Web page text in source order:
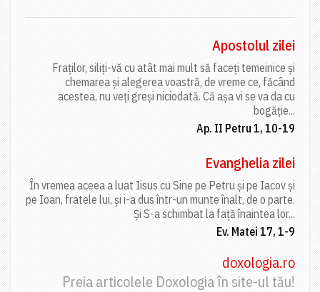
Apostolul zilei
Fraților, siliți-vă cu atât mai mult să faceți temeinice și
chemarea și alegerea voastră, de vreme ce, făcând
acestea, nu veți greși niciodată. Că așa vi se va da cu
bogăție...
Ap. II Petru 1, 10-19
Evanghelia zilei
În vremea aceea a luat Iisus cu Sine pe Petru și pe Iacov și
pe Ioan, fratele lui, și i-a dus într-un munte înalt, de o parte.
Și S-a schimbat la față înaintea lor...
Ev. Matei 17, 1-9
doxologia.ro
Preia articolele Doxologia în site-ul tău!